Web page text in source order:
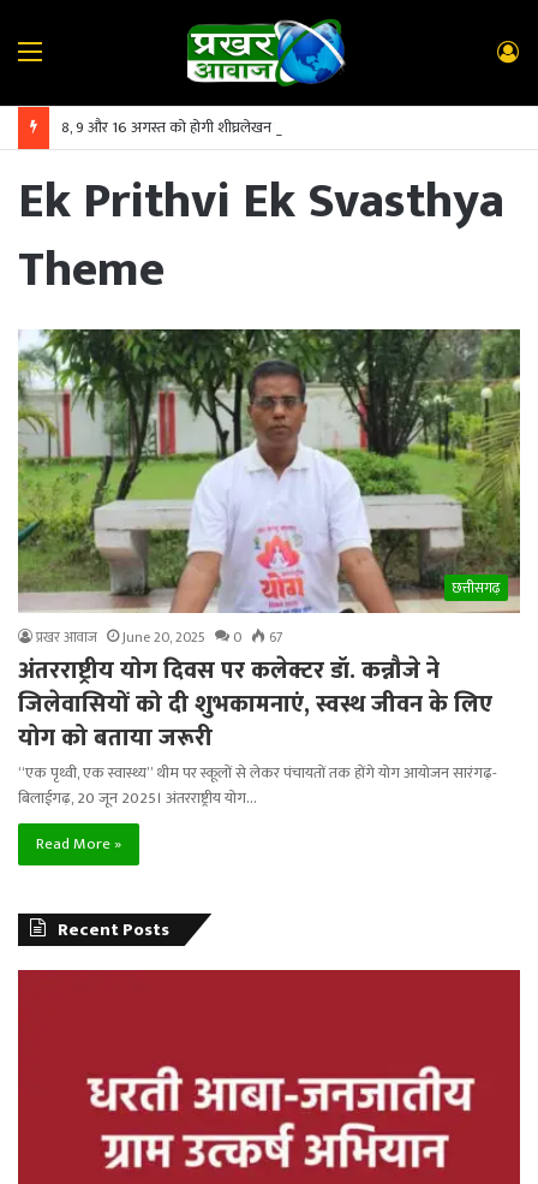
Menu
8, 9 और 16 अगस्त को होगी शीघ्रलेखन एवं कम्प्यूटर मुद्रलेखन कौशल परीक्षा
Ek Prithvi Ek Svasthya
Theme
छत्तीसगढ़
प्रखर आवाज June 20, 2025 0 67
अंतरराष्ट्रीय योग दिवस पर कलेक्टर डॉ. कन्नौजे ने
जिलेवासियों को दी शुभकामनाएं, स्वस्थ जीवन के लिए
योग को बताया जरूरी
“एक पृथ्वी, एक स्वास्थ्य” थीम पर स्कूलों से लेकर पंचायतों तक होंगे योग आयोजन सारंगढ़-
बिलाईगढ़, 20 जून 2025। अंतरराष्ट्रीय योग…
Read More »
Recent Posts